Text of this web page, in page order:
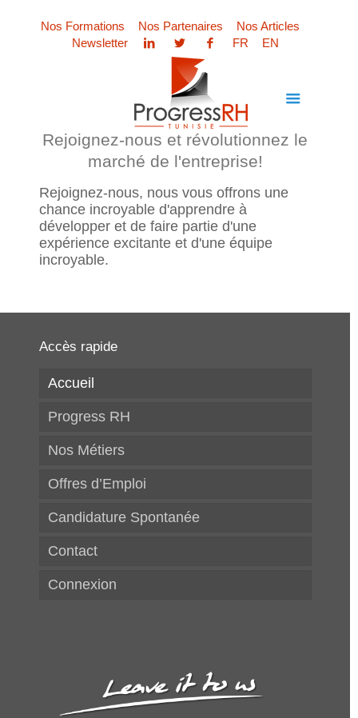
Nos Formations Nos Partenaires
Nos Articles
Newsletter
FR EN
Rejoignez-nous et révolutionnez le
marché de l'entreprise!
Rejoignez-nous, nous vous offrons une
chance incroyable d'apprendre à
développer et de faire partie d'une
expérience excitante et d'une équipe
incroyable.
Accès rapide
Accueil
Progress RH
Nos Métiers
Offres d’Emploi
Candidature Spontanée
Contact
Connexion